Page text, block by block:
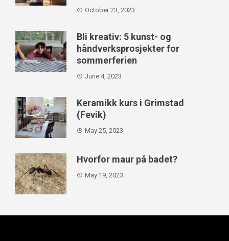
October 23, 2023
Bli kreativ: 5 kunst- og
håndverksprosjekter for
sommerferien
June 4, 2023
Keramikk kurs i Grimstad
(Fevik)
May 25, 2023
Hvorfor maur på badet?
May 19, 2023